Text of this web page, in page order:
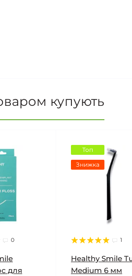
купують
0
для
Топ
Знижка
1
Healthy Smile
Medium 6 мм